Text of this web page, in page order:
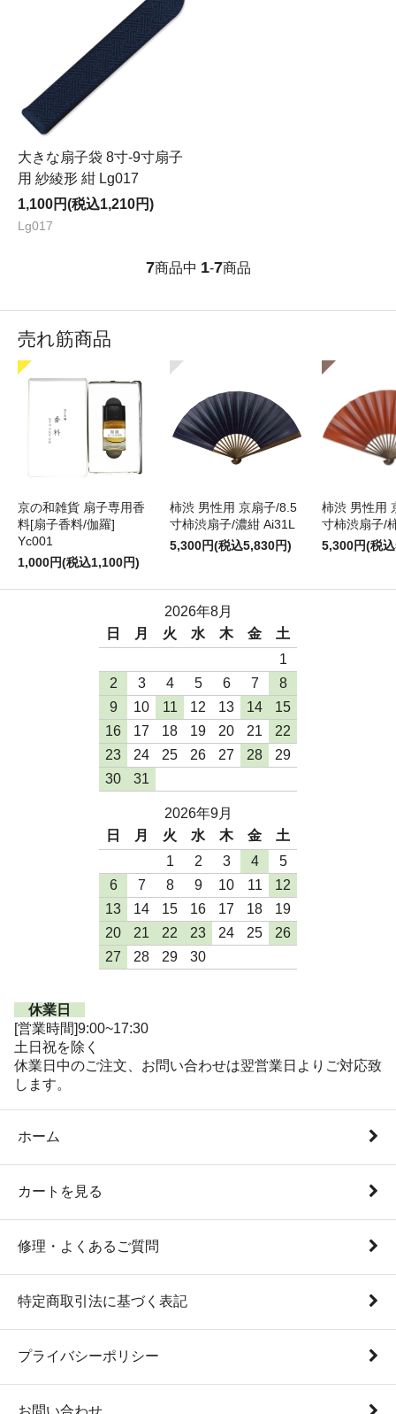
大きな扇子袋 8寸-9寸扇子
用 紗綾形 紺 Lg017
1,100円(税込1,210円)
Lg017
7商品中 1-7商品
売れ筋商品
京の和雑貨 扇子専用香
料[扇子香料/伽羅]
Yc001
1,000円(税込1,100円)
柿渋 男性用 京扇子/8.5
寸柿渋扇子/濃紺 Ai31L
5,300円(税込5,830円)
柿渋 男性用
寸柿渋扇子/
5,300円(税
2026年8月
日
月 火 水 木 金
土
1
2
3 4 5 6 7
8
9
10 11 12 13 14
15
16
17 18 19 20 21
22
23
24 25 26 27 28
29
30
31
2026年9月
日
月 火 水 木 金
土
1
2 3 4
5
6
7 8 9 10 11
12
13
14 15 16 17 18
19
20
21 22 23 24 25
26
27
28 29 30
休業日
[営業時間]9:00~17:30
土日祝を除く
休業日中のご注文、お問い合わせは翌営業日よりご対応致
します。
ホーム
カートを見る
修理・よくあるご質問
特定商取引法に基づく表記
プライバシーポリシー
お問い合わせ